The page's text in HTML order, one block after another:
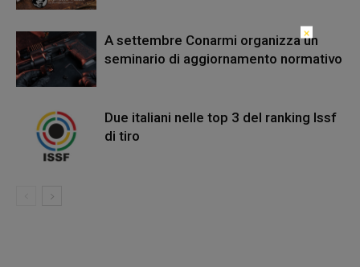
A settembre Conarmi organizza un
seminario di aggiornamento normativo
Due italiani nelle top 3 del ranking Issf
di tiro
×